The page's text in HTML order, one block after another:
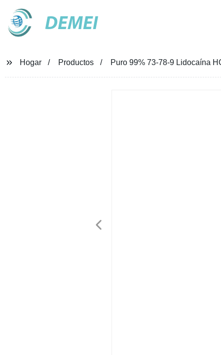
DEMEI
Hogar Productos Puro 99% 73-78-9 Lidocaína